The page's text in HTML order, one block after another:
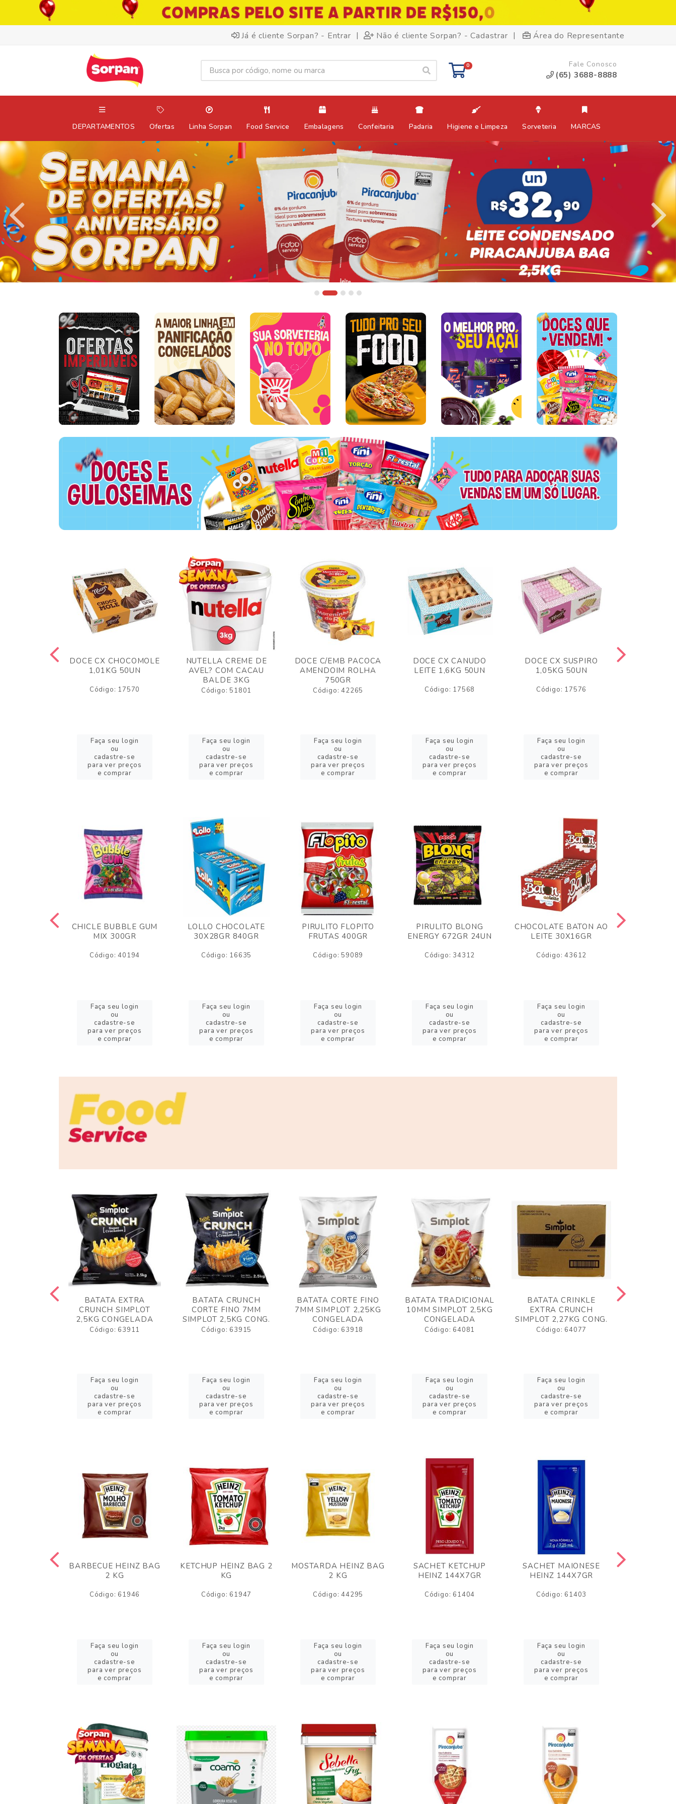
Já é cliente Sorpan? - Entrar | Não é cliente Sorpan? - Cadastrar | Área do Representante
0 Fale Conosco
(65) 3688-8888
DEPARTAMENTOS Ofertas Linha Sorpan Food Service Embalagens Confeitaria Padaria Higiene e Limpeza Sorveteria MARCAS
DOCE CX CHOCOMOLE
1,01KG 50UN
Código: 17570
Faça seu login
ou
cadastre-se
para ver preços
e comprar
NUTELLA CREME DE
AVEL? COM CACAU
BALDE 3KG
Código: 51801
Faça seu login
ou
cadastre-se
para ver preços
e comprar
DOCE C/EMB PACOCA
AMENDOIM ROLHA
750GR
Código: 42265
Faça seu login
ou
cadastre-se
para ver preços
e comprar
DOCE CX CANUDO
LEITE 1,6KG 50UN
Código: 17568
Faça seu login
ou
cadastre-se
para ver preços
e comprar
DOCE CX SUSPIRO
1,05KG 50UN
Código: 17576
Faça seu login
ou
cadastre-se
para ver preços
e comprar
CHICLE BUBBLE GUM
MIX 300GR
Código: 40194
Faça seu login
ou
cadastre-se
para ver preços
e comprar
LOLLO CHOCOLATE
30X28GR 840GR
Código: 16635
Faça seu login
ou
cadastre-se
para ver preços
e comprar
PIRULITO FLOPITO
FRUTAS 400GR
Código: 59089
Faça seu login
ou
cadastre-se
para ver preços
e comprar
PIRULITO BLONG
ENERGY 672GR 24UN
Código: 34312
Faça seu login
ou
cadastre-se
para ver preços
e comprar
CHOCOLATE BATON AO
LEITE 30X16GR
Código: 43612
Faça seu login
ou
cadastre-se
para ver preços
e comprar
BATATA EXTRA
CRUNCH SIMPLOT
2,5KG CONGELADA
Código: 63911
Faça seu login
ou
cadastre-se
para ver preços
e comprar
BATATA CRUNCH
CORTE FINO 7MM
SIMPLOT 2,5KG CONG.
Código: 63915
Faça seu login
ou
cadastre-se
para ver preços
e comprar
BATATA CORTE FINO
7MM SIMPLOT 2,25KG
CONGELADA
Código: 63918
Faça seu login
ou
cadastre-se
para ver preços
e comprar
BATATA TRADICIONAL
10MM SIMPLOT 2,5KG
CONGELADA
Código: 64081
Faça seu login
ou
cadastre-se
para ver preços
e comprar
BATATA CRINKLE
EXTRA CRUNCH
SIMPLOT 2,27KG CONG.
Código: 64077
Faça seu login
ou
cadastre-se
para ver preços
e comprar
BARBECUE HEINZ BAG
2 KG
Código: 61946
Faça seu login
ou
cadastre-se
para ver preços
e comprar
KETCHUP HEINZ BAG 2
KG
Código: 61947
Faça seu login
ou
cadastre-se
para ver preços
e comprar
MOSTARDA HEINZ BAG
2 KG
Código: 44295
Faça seu login
ou
cadastre-se
para ver preços
e comprar
SACHET KETCHUP
HEINZ 144X7GR
Código: 61404
Faça seu login
ou
cadastre-se
para ver preços
e comprar
SACHET MAIONESE
HEINZ 144X7GR
Código: 61403
Faça seu login
ou
cadastre-se
para ver preços
e comprar